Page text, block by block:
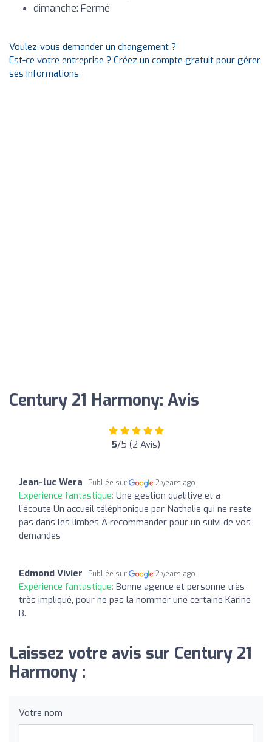
dimanche: Fermé
Voulez-vous demander un changement ?
Est-ce votre entreprise ? Créez un compte gratuit pour gérer
ses informations
Century 21 Harmony: Avis
5/5 (2 Avis)
Jean-luc Wera Publiée sur 2 years ago
Expérience fantastique: Une gestion qualitive et a
l’écoute Un accueil téléphonique par Nathalie qui ne reste
pas dans les limbes À recommander pour un suivi de vos
demandes
Edmond Vivier Publiée sur 2 years ago
Expérience fantastique: Bonne agence et personne très
très impliqué, pour ne pas la nommer une certaine Karine
B.
Laissez votre avis sur Century 21
Harmony :
Votre nom